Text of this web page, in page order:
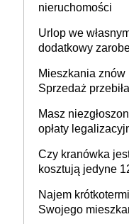
nieruchomości
Urlop we
dodatkowy
Mieszkania
Sprzedaż
Masz
opłaty
Czy kranówka
kosztują jedyne
Najem
Swojego